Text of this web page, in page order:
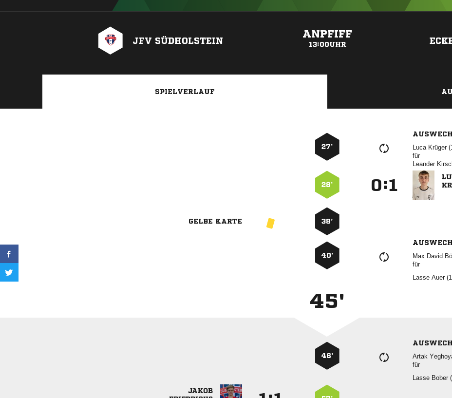
JFV SÜDHOLSTEIN
ANPFIFF
13:00UHR
SPIELVERLAUF
27’
 
für

28’ :
GELBE KARTE 38’
40’
 
für
 
45'
46’

für
 
